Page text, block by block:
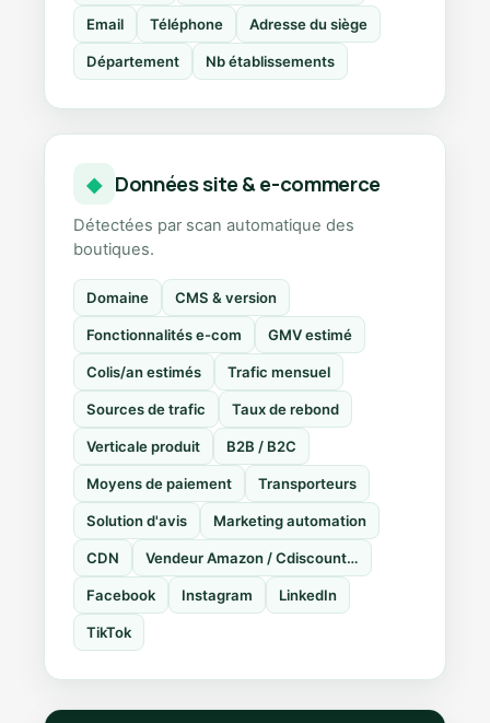
Email Téléphone Adresse du siège
Département Nb établissements
◆ Données site & e-commerce
Détectées par scan automatique des
boutiques.
Domaine CMS & version
Fonctionnalités e-com GMV estimé
Colis/an estimés Trafic mensuel
Sources de trafic Taux de rebond
Verticale produit B2B / B2C
Moyens de paiement Transporteurs
Solution d'avis Marketing automation
CDN Vendeur Amazon / Cdiscount…
Facebook Instagram LinkedIn
TikTok